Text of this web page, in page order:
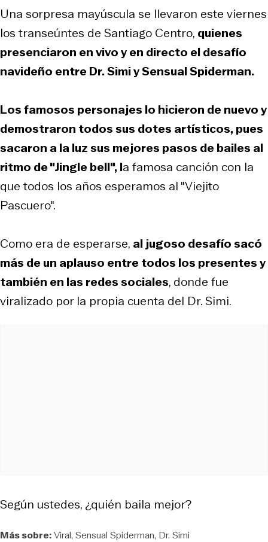
Una sorpresa mayúscula se llevaron este viernes
los transeúntes de Santiago Centro, quienes
presenciaron en vivo y en directo el desafío
navideño entre Dr. Simi y Sensual Spiderman.
Los famosos personajes lo hicieron de nuevo y
demostraron todos sus dotes artísticos, pues
sacaron a la luz sus mejores pasos de bailes al
ritmo de "Jingle bell", la famosa canción con la
que todos los años esperamos al "Viejito
Pascuero".
Como era de esperarse, al jugoso desafío sacó
más de un aplauso entre todos los presentes y
también en las redes sociales, donde fue
viralizado por la propia cuenta del Dr. Simi.
Según ustedes, ¿quién baila mejor?
Más sobre:Viral Sensual Spiderman Dr. Simi